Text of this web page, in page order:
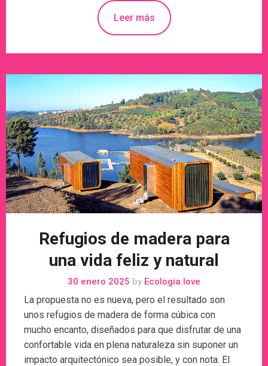
Leer más
Refugios de madera para
una vida feliz y natural
30 enero 2025 by Ecologia.love
La propuesta no es nueva, pero el resultado son
unos refugios de madera de forma cúbica con
mucho encanto, diseñados para que disfrutar de una
confortable vida en plena naturaleza sin suponer un
impacto arquitectónico sea posible, y con nota. El